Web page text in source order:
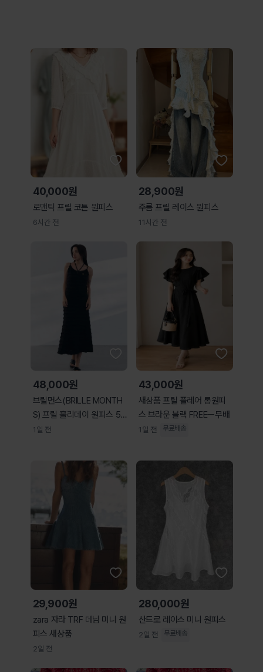
40,000원
로맨틱 프릴 코튼 원피스
6시간 전
28,900원
주름 프릴 레이스 원피스
11시간 전
48,000원
브릴먼스(BRILLE MONTH
S) 프릴 홀리데이 원피스 55
새상품
1일 전
43,000원
새상품 프릴 플레어 롱원피
스 브라운 블랙 FREEㅡ무배
1일 전 무료배송
29,900원
zara 자라 TRF 데님 미니 원
피스 새상품
2일 전
280,000원
산드로 레이스 미니 원피스
2일 전 무료배송